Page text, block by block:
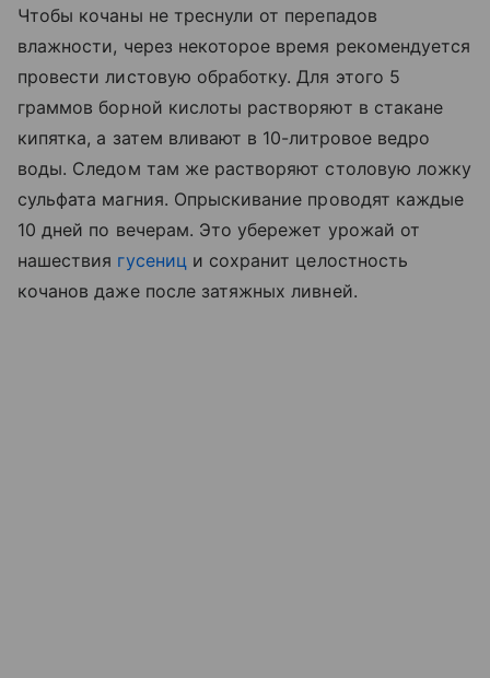
Чтобы кочаны не треснули от перепадов
влажности, через некоторое время рекомендуется
провести листовую обработку. Для этого 5
граммов борной кислоты растворяют в стакане
кипятка, а затем вливают в 10-литровое ведро
воды. Следом там же растворяют столовую ложку
сульфата магния. Опрыскивание проводят каждые
10 дней по вечерам. Это убережет урожай от
нашествия гусениц и сохранит целостность
кочанов даже после затяжных ливней.